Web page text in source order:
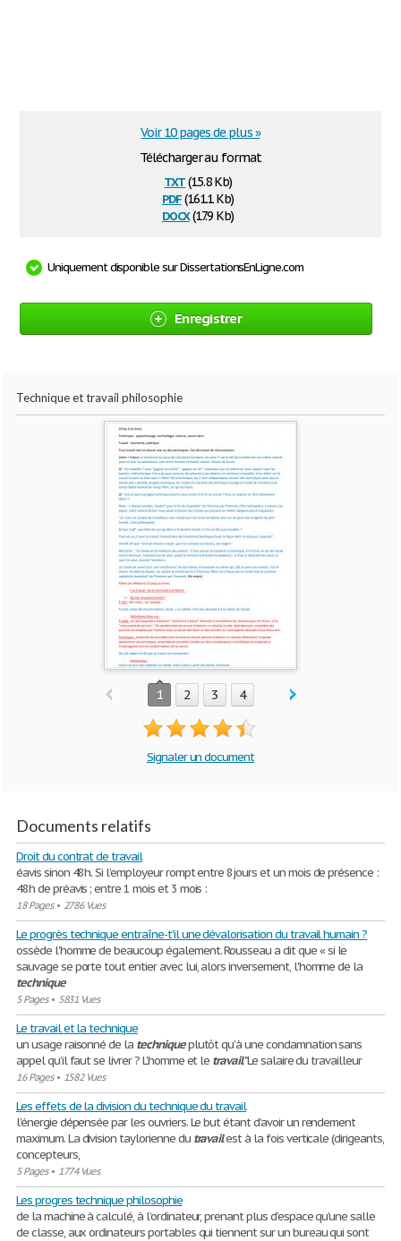
Télécharger au format
txt(15.8 Kb)
pdf(161.1 Kb)
docx(17.9 Kb)
Voir 10 pages de plus »
Uniquement disponible sur DissertationsEnLigne.com
Enregistrer
Technique et travail philosophie
1 2 3 4
Signaler un document
Documents relatifs
Droit du contrat de travail
éavis sinon 48h. Si l’employeur rompt entre 8jours et un mois de présence :
48h de préavis ; entre 1 mois et 3 mois :
18 Pages• 2786 Vues
Le progrès technique entraîne-t'il une dévalorisation du travail humain ?
ossède l'homme de beaucoup également. Rousseau a dit que « si le
sauvage se porte tout entier avec lui, alors inversement, l'homme de la
technique
5 Pages• 5831 Vues
Le travail et la technique
un usage raisonné de la techniqueplutôt qu’à une condamnation sans
appel qu’il faut se livrer ? L’homme et le travail"Le salaire du travailleur
16 Pages• 1582 Vues
Les effets de la division du technique du travail
l’énergie dépensée par les ouvriers. Le but étant d’avoir un rendement
maximum. La division taylorienne dutravailest à la fois verticale (dirigeants,
concepteurs,
5 Pages• 1774 Vues
Les progres technique philosophie
de la machine à calculé, à l’ordinateur, prenant plus d’espace qu’une salle
de classe, aux ordinateurs portables qui tiennent sur un bureau qui sont